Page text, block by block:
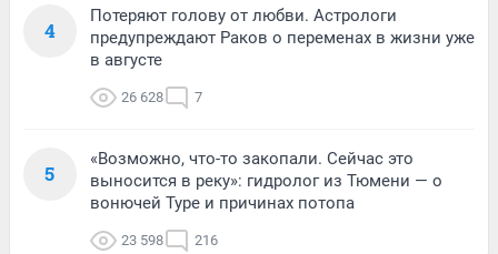
4
Потеряют голову от любви. Астрологи
предупреждают Раков о переменах в жизни уже
в августе
26 628 7
5
«Возможно, что-то закопали. Сейчас это
выносится в реку»: гидролог из Тюмени — о
вонючей Туре и причинах потопа
23 598 216